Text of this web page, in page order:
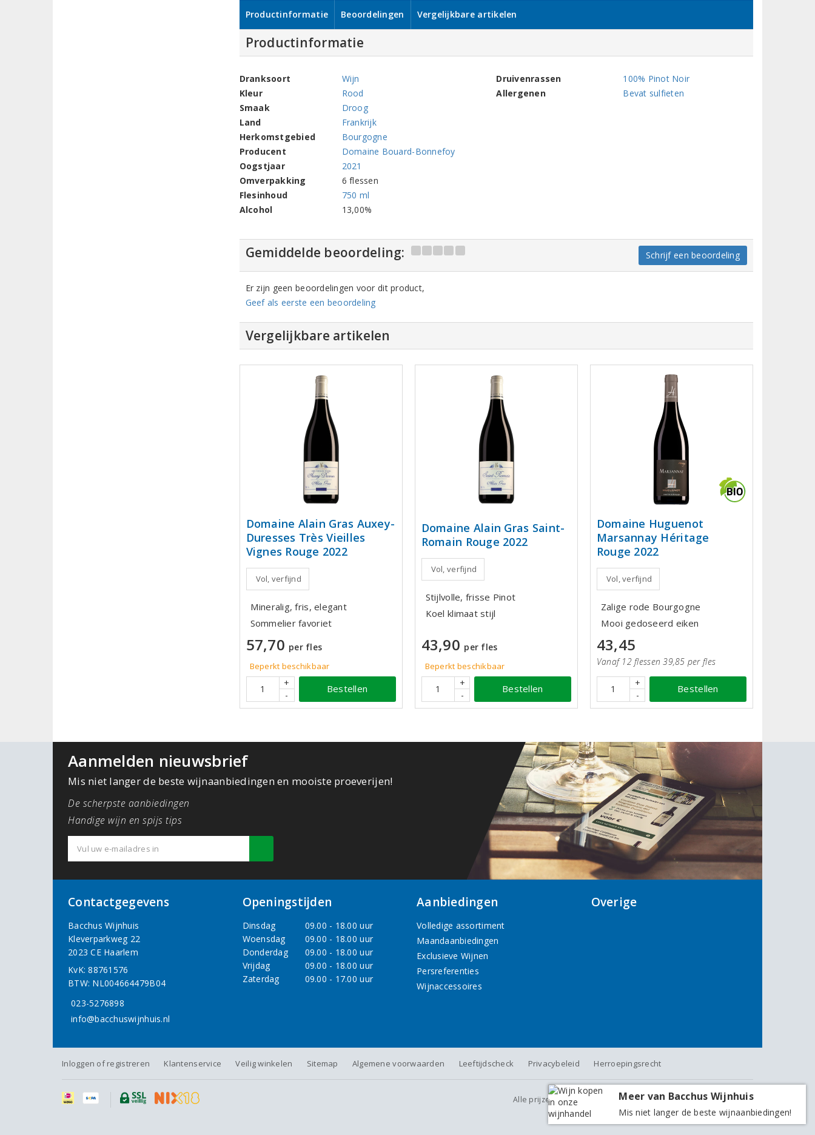
Productinformatie Beoordelingen Vergelijkbare artikelen
Productinformatie
Dranksoort
Wijn
Kleur
Rood
Smaak
Droog
Land
Frankrijk
Herkomstgebied
Bourgogne
Producent
Domaine Bouard-Bonnefoy
Oogstjaar
2021
Omverpakking
6 flessen
Flesinhoud
750 ml
Alcohol
13,00%
Druivenrassen
100% Pinot Noir
Allergenen
Bevat sulfieten
Gemiddelde beoordeling: Schrijf een beoordeling
Er zijn geen beoordelingen voor dit product,
Geef als eerste een beoordeling
Vergelijkbare artikelen
Domaine Alain Gras Auxey-
Duresses Très Vieilles
Vignes Rouge 2022
Vol, verfijnd
Mineralig, fris, elegant
Sommelier favoriet
57,70 per fles
Beperkt beschikbaar
+
-
Bestellen
Domaine Alain Gras Saint-
Romain Rouge 2022
Vol, verfijnd
Stijlvolle, frisse Pinot
Koel klimaat stijl
43,90 per fles
Beperkt beschikbaar
+
-
Bestellen
Domaine Huguenot
Marsannay Héritage
Rouge 2022
Vol, verfijnd
Zalige rode Bourgogne
Mooi gedoseerd eiken
43,45
Vanaf 12 flessen 39,85 per fles
+
-
Bestellen
Aanmelden nieuwsbrief
Mis niet langer de beste wijnaanbiedingen en mooiste proeverijen!
De scherpste aanbiedingen
Handige wijn en spijs tips
Contactgegevens
Bacchus Wijnhuis
Kleverparkweg 22
2023 CE Haarlem
KvK: 88761576
BTW: NL004664479B04
023-5276898
info@bacchuswijnhuis.nl
Openingstijden
Dinsdag
09.00 - 18.00 uur
Woensdag
09.00 - 18.00 uur
Donderdag
09.00 - 18.00 uur
Vrijdag
09.00 - 18.00 uur
Zaterdag
09.00 - 17.00 uur
Aanbiedingen
Volledige assortiment
Maandaanbiedingen
Exclusieve Wijnen
Persreferenties
Wijnaccessoires
Overige
Inloggen of registreren Klantenservice Veilig winkelen Sitemap Algemene voorwaarden Leeftijdscheck Privacybeleid Herroepingsrecht
Alle prijzen zijn inclusief BTW, exclusief eventuele verzendkosten.
Meer van Bacchus Wijnhuis
Mis niet langer de beste wijnaanbiedingen!